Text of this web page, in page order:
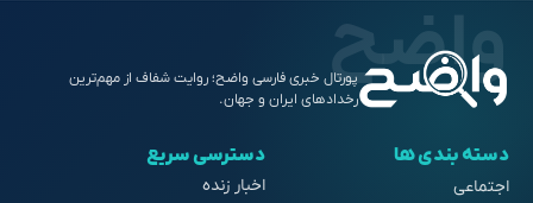
پورتال خبری فارسی واضح؛ روایت شفاف از مهم‌ترین
رخدادهای ایران و جهان.
دسته بندی ها
اجتماعی
دسترسی سریع
اخبار زنده